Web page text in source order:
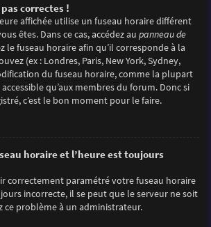
correctes !
affichée utilise un fuseau horaire différent
êtes. Dans ce cas, accédez au panneau de
le fuseau horaire afin qu’il corresponde à la
(ex : Londres, Paris, New York, Sydney,
du fuseau horaire, comme la plupart
qu’aux membres du forum. Donc si
c’est le bon moment pour le faire.
horaire et l’heure est toujours
correctement paramétré votre fuseau horaire
incorrecte, il se peut que le serveur ne soit
ce problème à un administrateur.